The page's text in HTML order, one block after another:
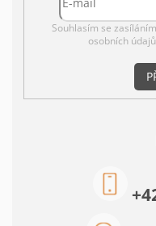
Souhlasím se
osobních